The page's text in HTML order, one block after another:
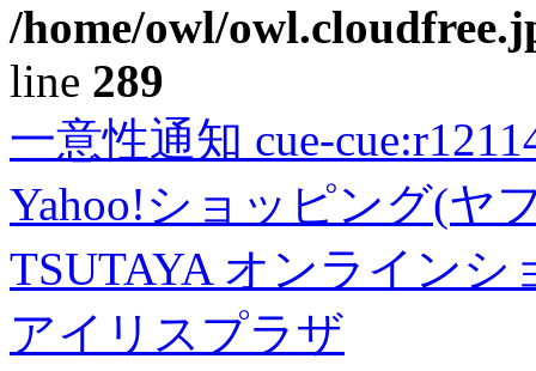
/home/owl/
line 289
一意性通知 cue-
Yahoo!ショッピング(ヤ
TSUTAYA オンラインシ
アイリスプラザ